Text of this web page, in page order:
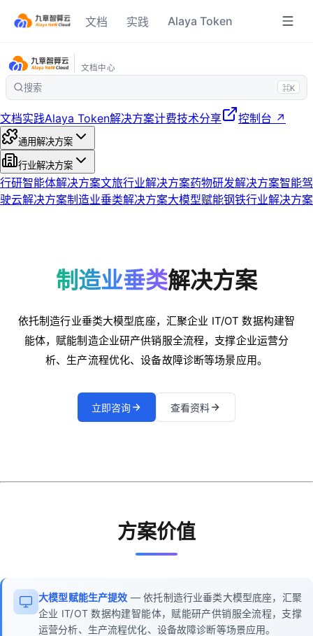
文档 实践 Alaya Token
文档中心
搜索 ⌘K
文档实践Alaya Token解决方案计费技术分享 控制台 ↗
通用解决方案
行业解决方案
行研智能体解决方案文旅行业解决方案药物研发解决方案智能驾
驶云解决方案制造业垂类解决方案大模型赋能钢铁行业解决方案
制造业垂类解决方案
依托制造行业垂类大模型底座，汇聚企业 IT/OT 数据构建智
能体，赋能制造企业研产供销服全流程，支撑企业运营分
析、生产流程优化、设备故障诊断等场景应用。
立即咨询 查看资料
方案价值
大模型赋能生产提效 — 依托制造行业垂类大模型底座，汇聚
企业 IT/OT 数据构建智能体，赋能研产供销服全流程，支撑
运营分析、生产流程优化、设备故障诊断等场景应用。